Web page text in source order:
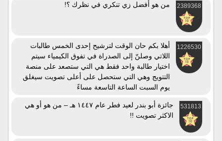
2389368 من هو أفضل زي تنكري في نظرك ؟!
1226530
أهلا بكم حان الوقت لترشيح إحدى الخمس طالبات
اللاتي وصلنّ إلى الصدراة في تفوق الكيمياء سيتم
اختيار طالبة واحد فقط هي التي ستصعد على منصة
التتويج وهي التي ستحصل على أعلى تصويت سيغلق
يوم السبت الساعة التاسعة مساءً
531813
جائزة أبو بندر لعيد فطر عام ١٤٤٧ هـ – من هو أو هي
الاكثر تصويت !!